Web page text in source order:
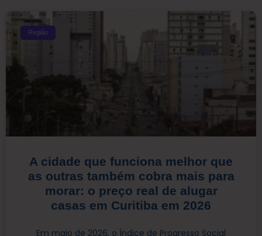
Região
A cidade que funciona melhor que
as outras também cobra mais para
morar: o preço real de alugar
casas em Curitiba em 2026
Em maio de 2026, o Índice de Progresso Social